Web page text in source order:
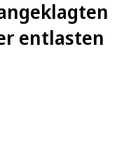
entlasten